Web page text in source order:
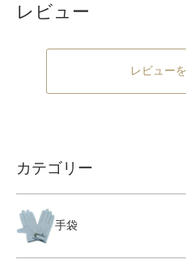
レビュー
レビュー
カテゴリー
手袋